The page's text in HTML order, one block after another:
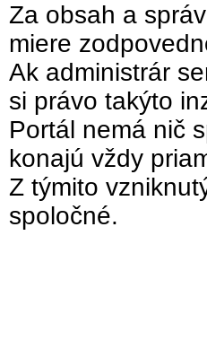
Za obsah a
miere
Ak administrár
si právo takýto
Portál nemá nič
konajú vždy
Z týmito
spoločné.